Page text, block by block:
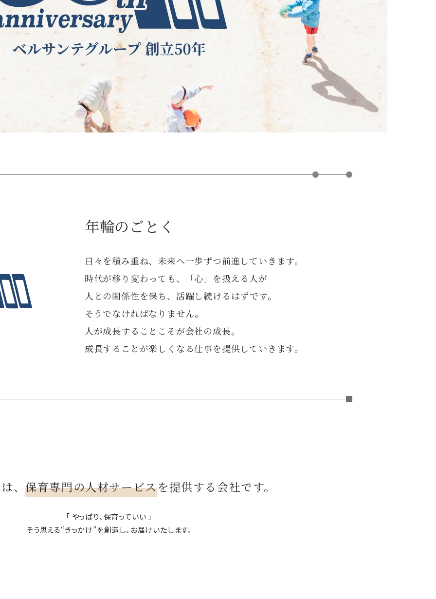
年輪のごとく
日々を積み重ね、未来へ一歩ずつ前進していきます。
時代が移り変わっても、「心」を扱える人が
人との関係性を保ち、活躍し続けるはずです。
そうでなければなりません。
人が成長することこそが会社の成長。
成長することが楽しくなる仕事を提供していきます。
、保育専門の人材サービスを提供する会社です。
「 やっぱり、保育っていい 」
そう思える“きっかけ”を創造し、お届けいたします。